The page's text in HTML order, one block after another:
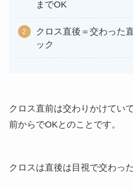
までOK
クロス直後＝交わった
ック
クロス直前は交わりかけてい
前からでOKとのことです。
クロスは直後は目視で交わっ